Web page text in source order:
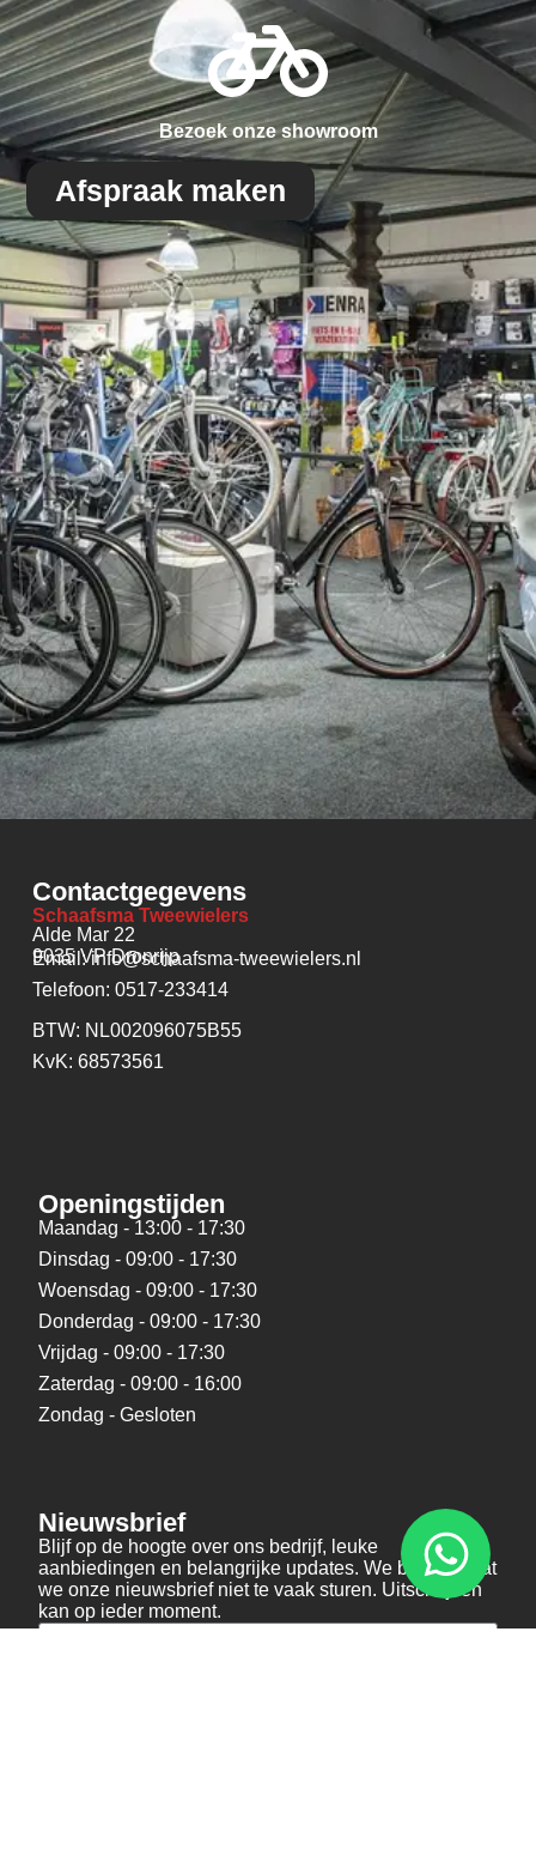
Bezoek onze showroom
Afspraak maken
Contactgegevens
Schaafsma Tweewielers
Alde Mar 22
9035 VP Dronrijp
Email: info@schaafsma-tweewielers.nl
Telefoon: 0517-233414
BTW: NL002096075B55
KvK: 68573561
Openingstijden
Maandag - 13:00 - 17:30
Dinsdag - 09:00 - 17:30
Woensdag - 09:00 - 17:30
Donderdag - 09:00 - 17:30
Vrijdag - 09:00 - 17:30
Zaterdag - 09:00 - 16:00
Zondag - Gesloten
Nieuwsbrief
Blijf op de hoogte over ons bedrijf, leuke
aanbiedingen en belangrijke updates. We beloven dat
we onze nieuwsbrief niet te vaak sturen. Uitschrijven
kan op ieder moment.